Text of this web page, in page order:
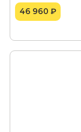
46 960 ₽